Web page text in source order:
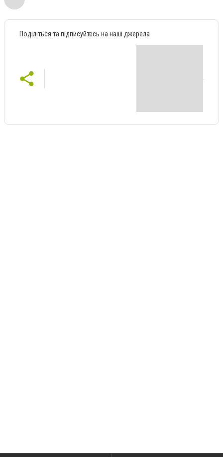
Поділіться та підписуйтесь на наші джерела